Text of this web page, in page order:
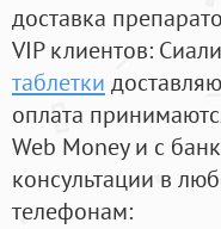
доставка
VIP клиентов:
таблетки
оплата
Web Money и с
консультации в
телефонам: